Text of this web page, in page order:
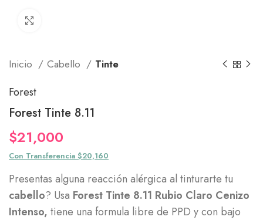
Inicio Cabello Tinte
Forest
Forest Tinte 8.11
$21,000
Con Transferencia $20,160
Presentas alguna reacción alérgica al tinturarte tu
cabello? Usa Forest Tinte 8.11 Rubio Claro Cenizo
Intenso, tiene una formula libre de PPD y con bajo